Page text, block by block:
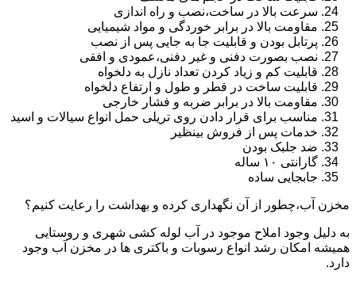
سرعت بالا در ساخت،نصب و راه اندازی
مقاومت بالا در برابر خوردگی و مواد شیمیایی
پرتابل بودن و قابلیت جا به جایی پس از نصب
نصب بصورت دفنی و غیر دفنی،عمودی و افقی
قابلیت کم و زیاد کردن تعداد نازل به دلخواه
قابلیت ساخت در قطر و طول و ارتفاع دلخواه
مقاومت بالا در برابر ضربه و فشار خارجی
مناسب برای قرار دادن روی تریلی حمل انواع سیالات و اسید
خدمات پس از فروش بینظیر
ضد جلبک بودن
گارانتی ۱۰ ساله
جابجایی ساده
مخزن آب،چطور از آن نگهداری کرده و بهداشت را رعایت کنیم؟
به دلیل وجود املاح موجود در آب لوله کشی شهری و روستایی
همیشه امکان رشد انواع رسوبات و باکتری ها در مخزن آب وجود
دارد.